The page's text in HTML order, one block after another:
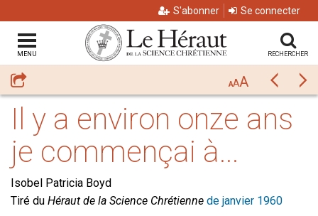
S'abonner Se connecter
MENU RECHERCHER
Partager AAA
Il y a environ onze ans
je commençai à...
Isobel Patricia Boyd
Tiré du Héraut de la Science Chrétienne de janvier 1960